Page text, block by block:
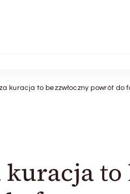
kuracja to bezzwłoczny powrót do
kuracja to